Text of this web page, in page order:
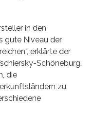
in den
gute Niveau der
erklärte der
Schöneburg.
die
zu